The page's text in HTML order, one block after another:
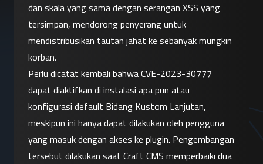
dan skala yang sama dengan serangan XSS yang
tersimpan, mendorong penyerang untuk
mendistribusikan tautan jahat ke sebanyak mungkin
korban.
Perlu dicatat kembali bahwa CVE-2023-30777
dapat diaktifkan di instalasi apa pun atau
konfigurasi default Bidang Kustom Lanjutan,
meskipun ini hanya dapat dilakukan oleh pengguna
yang masuk dengan akses ke plugin. Pengembangan
tersebut dilakukan saat Craft CMS memperbaiki dua